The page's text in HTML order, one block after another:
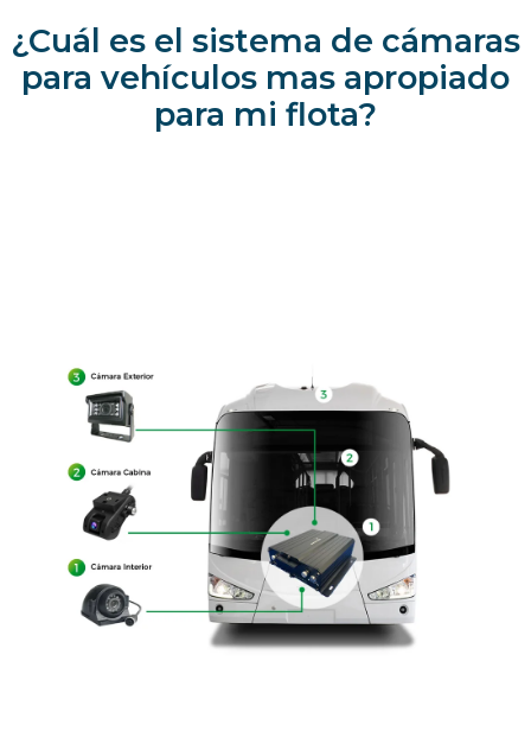
¿Cuál es el sistema de cámaras
para vehículos mas apropiado
para mi flota?